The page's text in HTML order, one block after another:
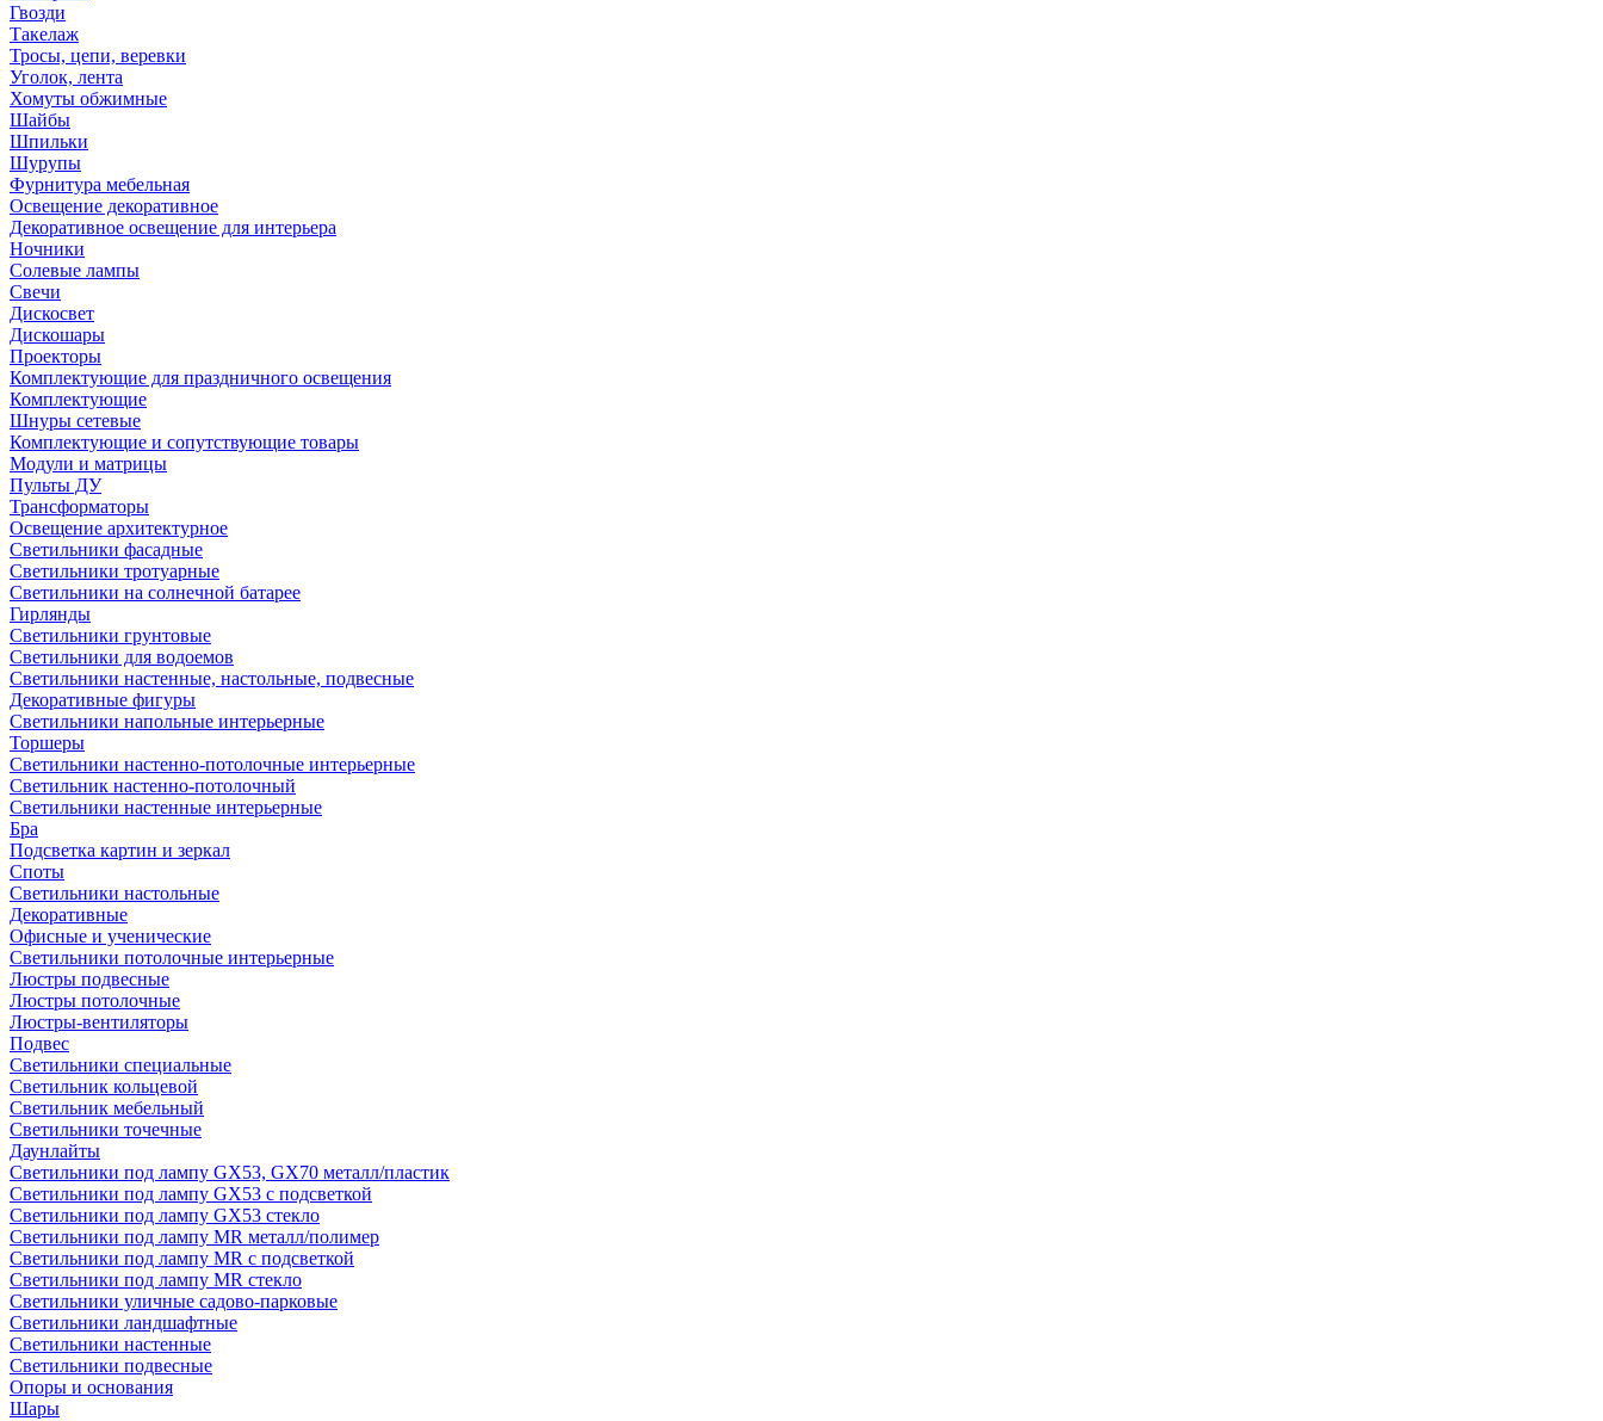
Гвозди
Такелаж
Тросы, цепи, веревки
Уголок, лента
Хомуты обжимные
Шайбы
Шпильки
Шурупы
Фурнитура мебельная
Освещение декоративное
Декоративное освещение для интерьера
Ночники
Солевые лампы
Свечи
Дискосвет
Дискошары
Проекторы
Комплектующие для праздничного освещения
Комплектующие
Шнуры сетевые
Комплектующие и сопутствующие товары
Модули и матрицы
Пульты ДУ
Трансформаторы
Освещение архитектурное
Светильники фасадные
Светильники тротуарные
Светильники на солнечной батарее
Гирлянды
Светильники грунтовые
Светильники для водоемов
Светильники настенные, настольные, подвесные
Декоративные фигуры
Светильники напольные интерьерные
Торшеры
Светильники настенно-потолочные интерьерные
Светильник настенно-потолочный
Светильники настенные интерьерные
Бра
Подсветка картин и зеркал
Споты
Светильники настольные
Декоративные
Офисные и ученические
Светильники потолочные интерьерные
Люстры подвесные
Люстры потолочные
Люстры-вентиляторы
Подвес
Светильники специальные
Светильник кольцевой
Светильник мебельный
Светильники точечные
Даунлайты
Светильники под лампу GX53, GX70 металл/пластик
Светильники под лампу GX53 с подсветкой
Светильники под лампу GX53 стекло
Светильники под лампу MR металл/полимер
Светильники под лампу MR с подсветкой
Светильники под лампу MR стекло
Светильники уличные садово-парковые
Светильники ландшафтные
Светильники настенные
Светильники подвесные
Опоры и основания
Шары